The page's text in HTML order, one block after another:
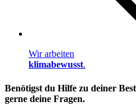
Wir arbeiten
klimabewusst.
Benötigst du Hilfe zu deiner
gerne deine Fragen.